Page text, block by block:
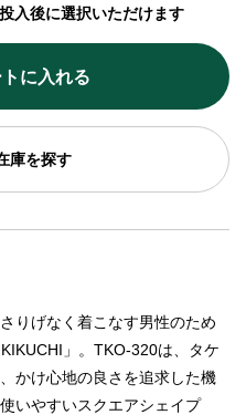
入後に選択いただけます
に入れる
庫を探す
りげなく着こなす男性のため
」。TKO-320は、タケ
かけ心地の良さを追求した機
いやすいスクエアシェイプ